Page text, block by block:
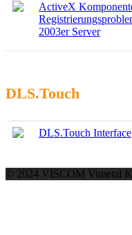
ActiveX
2003er Server
DLS.Touch
DLS.Touch Interface
© 2024 VISCOM Vimetal